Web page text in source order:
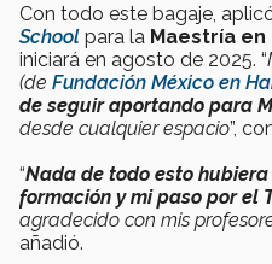
Con todo este bagaje,
School para la Maestría en
iniciará en agosto de 2025. “
(de Fundación México en
de seguir aportando para
desde cualquier espacio”,
“Nada de todo esto
formación y mi paso por el
agradecido con mis
añadió.